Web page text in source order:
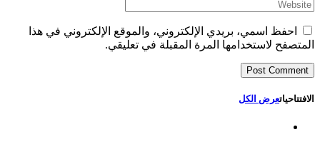
احفظ اسمي، بريدي الإلكتروني، والموقع الإلكتروني في هذا
المتصفح لاستخدامها المرة المقبلة في تعليقي.
الافتتاحياتعرض الكل